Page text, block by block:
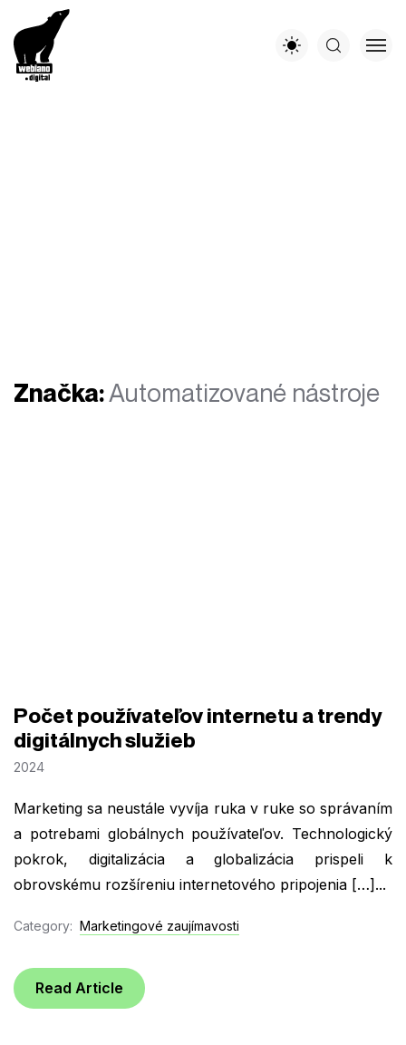
Značka:Automatizované nástroje
Počet používateľov internetu a trendy
digitálnych služieb
2024
Marketing sa neustále vyvíja ruka v ruke so správaním
a potrebami globálnych používateľov. Technologický
pokrok, digitalizácia a globalizácia prispeli k
obrovskému rozšíreniu internetového pripojenia […]...
Category: Marketingové zaujímavosti
Read Article